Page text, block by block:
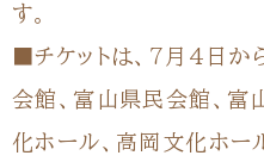
す。
■チケットは、7月4日
会館、富山県民会館、富
化ホール、高岡文化ホール